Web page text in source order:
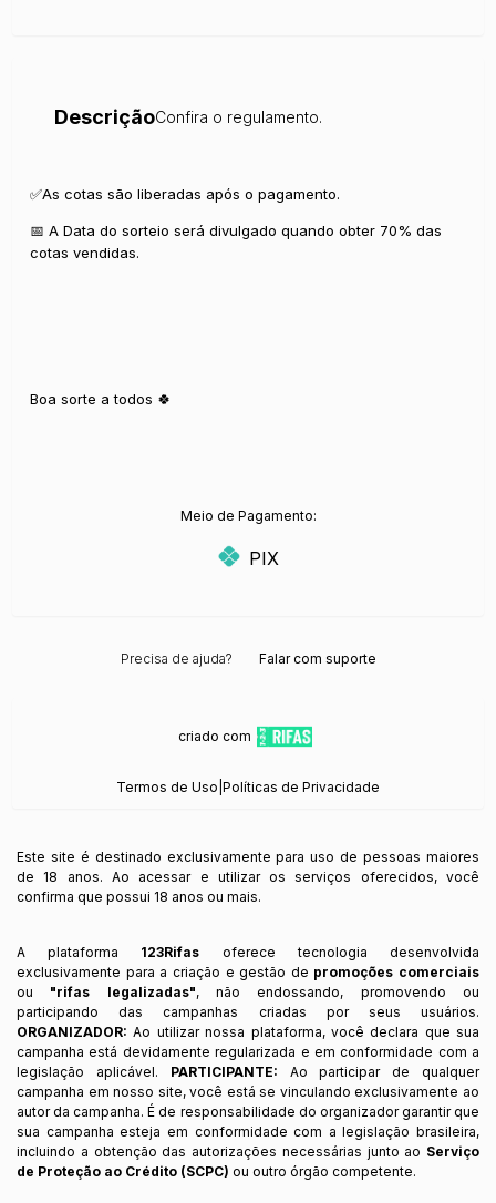
DescriçãoConfira o regulamento.
✅As cotas são liberadas após o pagamento.
📅 A Data do sorteio será divulgado quando obter 70% das
cotas vendidas.
Boa sorte a todos 🍀
Meio de Pagamento:
PIX
Precisa de ajuda? Falar com suporte
criado com
Termos de Uso Políticas de Privacidade
Este site é destinado exclusivamente para uso de pessoas maiores
de 18 anos. Ao acessar e utilizar os serviços oferecidos, você
confirma que possui 18 anos ou mais.
A plataforma 123Rifas oferece tecnologia desenvolvida
exclusivamente para a criação e gestão de promoções comerciais
ou "rifas legalizadas", não endossando, promovendo ou
participando das campanhas criadas por seus usuários.
ORGANIZADOR: Ao utilizar nossa plataforma, você declara que sua
campanha está devidamente regularizada e em conformidade com a
legislação aplicável. PARTICIPANTE: Ao participar de qualquer
campanha em nosso site, você está se vinculando exclusivamente ao
autor da campanha. É de responsabilidade do organizador garantir que
sua campanha esteja em conformidade com a legislação brasileira,
incluindo a obtenção das autorizações necessárias junto ao Serviço
de Proteção ao Crédito (SCPC) ou outro órgão competente.